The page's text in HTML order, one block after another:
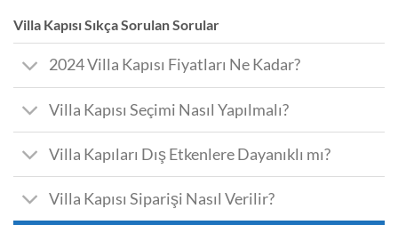
Villa Kapısı Sıkça Sorulan Sorular
2024 Villa Kapısı Fiyatları Ne Kadar?
Villa Kapısı Seçimi Nasıl Yapılmalı?
Villa Kapıları Dış Etkenlere Dayanıklı mı?
Villa Kapısı Siparişi Nasıl Verilir?